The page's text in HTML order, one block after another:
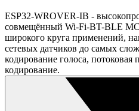
ESP32-WROVER-IB -
совмещённый Wi-Fi-BT-BLE
широкого круга применений,
сетевых датчиков до самых
кодирование голоса, потоковая
кодирование.